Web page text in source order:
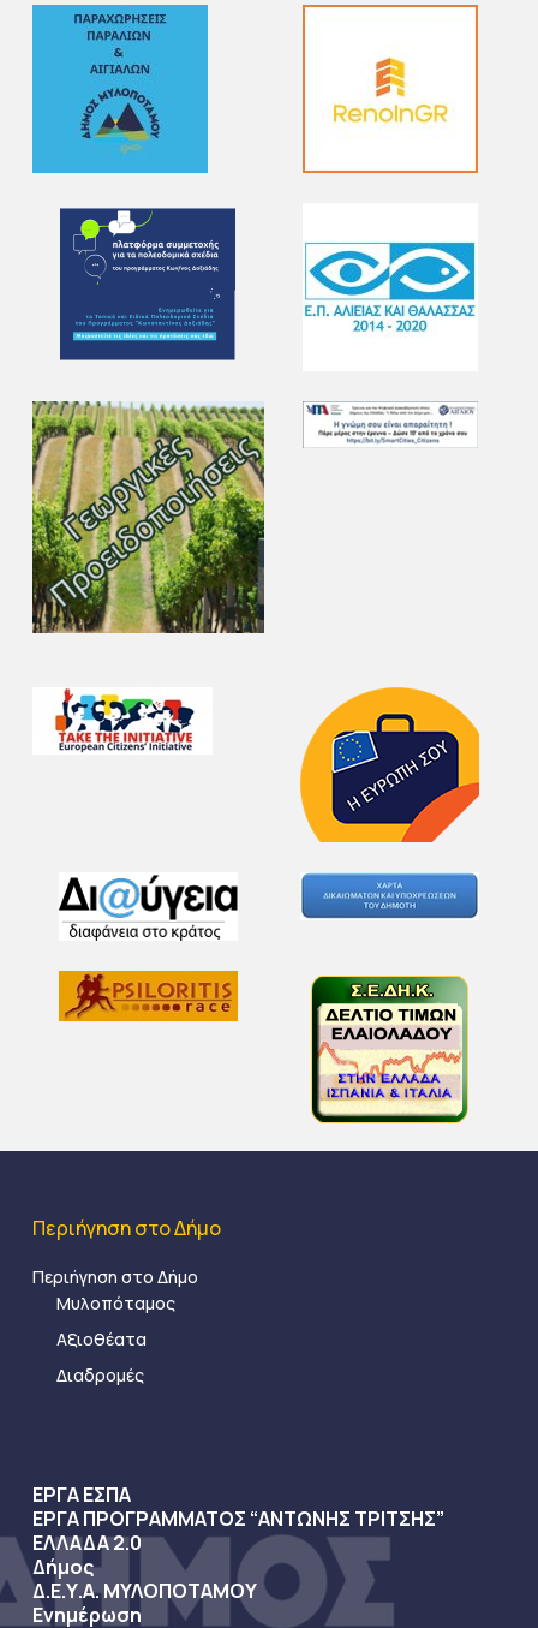
Περιήγηση στο Δήμο
Περιήγηση στο Δήμο
Μυλοπόταμος
Αξιοθέατα
Διαδρομές
ΕΡΓΑ ΕΣΠΑ
ΕΡΓΑ ΠΡΟΓΡΑΜΜΑΤΟΣ “ΑΝΤΩΝΗΣ ΤΡΙΤΣΗΣ”
ΕΛΛΑΔΑ 2.0
Δήμος
Δ.Ε.Υ.Α. ΜΥΛΟΠΟΤΑΜΟΥ
Ενημέρωση